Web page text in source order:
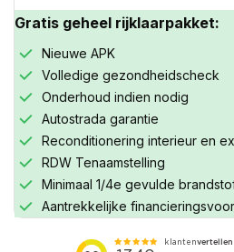
Gratis geheel rijklaarpakket:
Nieuwe APK
Volledige gezondheidscheck
Onderhoud indien nodig
Autostrada garantie
Reconditionering interieur en
RDW Tenaamstelling
Minimaal 1/4e gevulde
Aantrekkelijke